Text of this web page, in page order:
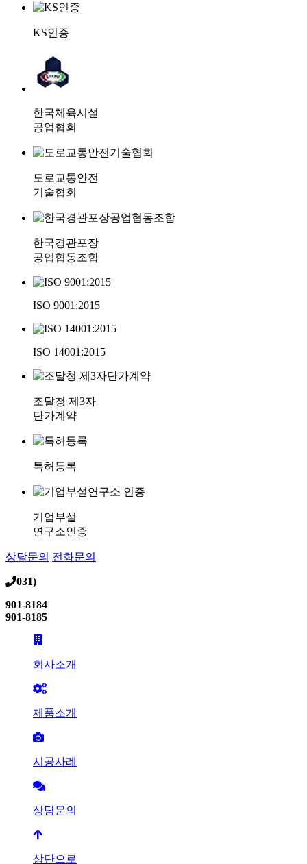
KS인증
한국체육시설
공업협회
도로교통안전
기술협회
한국경관포장
공업협동조합
ISO 9001:2015
ISO 14001:2015
조달청 제3자
단가계약
특허등록
기업부설
연구소인증
상담문의 전화문의
031)
901-8184
901-8185
회사소개
제품소개
시공사례
상담문의
상단으로